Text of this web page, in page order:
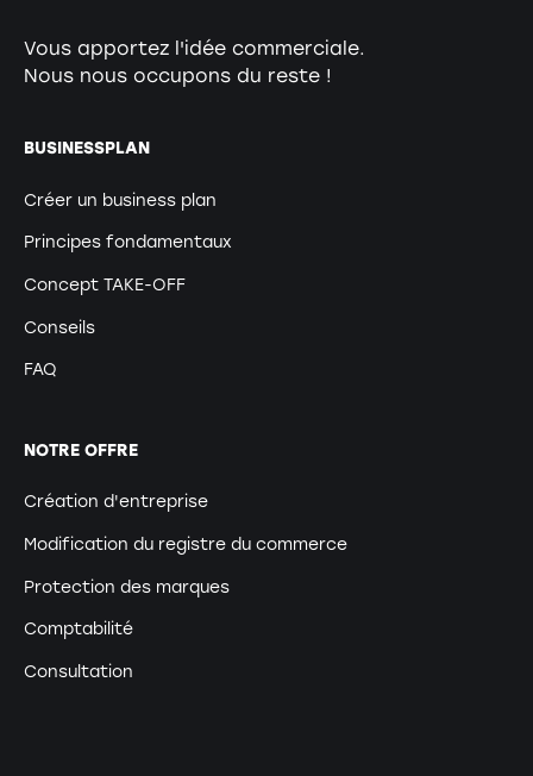
Vous apportez l'idée commerciale.
Nous nous occupons du reste !
BUSINESSPLAN
Créer un business plan
Principes fondamentaux
Concept TAKE-OFF
Conseils
FAQ
NOTRE OFFRE
Création d'entreprise
Modification du registre du commerce
Protection des marques
Comptabilité
Consultation